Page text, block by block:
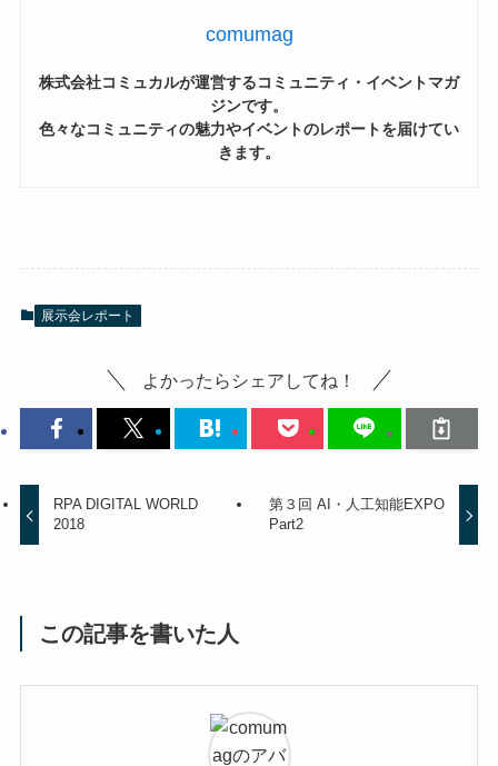
comumag
株式会社コミュカルが運営するコミュニティ・イベントマガ
ジンです。
色々なコミュニティの魅力やイベントのレポートを届けてい
きます。
展示会レポート
よかったらシェアしてね！
RPA DIGITAL WORLD
2018
第３回 AI・人工知能EXPO
Part2
この記事を書いた人